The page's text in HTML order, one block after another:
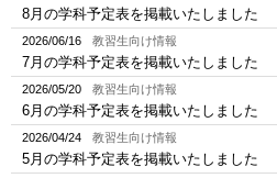
8月の学科予定表を掲載いたしました
2026/06/16 教習生向け情報
7月の学科予定表を掲載いたしました
2026/05/20 教習生向け情報
6月の学科予定表を掲載いたしました
2026/04/24 教習生向け情報
5月の学科予定表を掲載いたしました